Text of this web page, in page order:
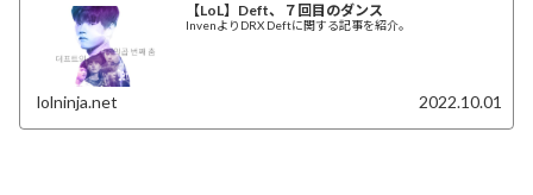
【LoL】Deft、７回目のダンス
InvenよりDRX Deftに関する記事を紹介。
lolninja.net 2022.10.01